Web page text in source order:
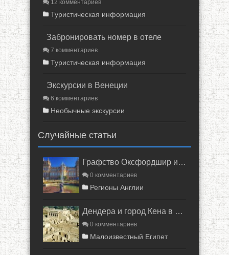
12 комментариев
Туристическая информация
Забронировать номер в отеле
7 комментариев
Туристическая информация
Экскурсии в Венеции
6 комментариев
Необычные экскурсии
Случайные статьи
Графство Оксфордшир и район Котсуолд
0 комментариев
Регионы Англии
Дендера и город Кена в Египте
0 комментариев
Малоизвестный Египет